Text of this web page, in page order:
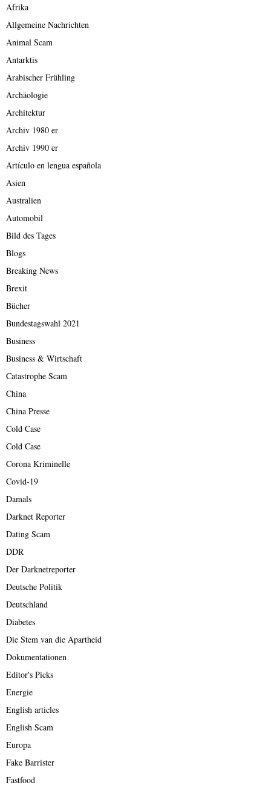
Afrika
Allgemeine Nachrichten
Animal Scam
Antarktis
Arabischer Frühling
Archäologie
Architektur
Archiv 1980 er
Archiv 1990 er
Artículo en lengua española
Asien
Australien
Automobil
Bild des Tages
Blogs
Breaking News
Brexit
Bücher
Bundestagswahl 2021
Business
Business & Wirtschaft
Catastrophe Scam
China
China Presse
Cold Case
Cold Case
Corona Kriminelle
Covid-19
Damals
Darknet Reporter
Dating Scam
DDR
Der Darknetreporter
Deutsche Politik
Deutschland
Diabetes
Die Stem van die Apartheid
Dokumentationen
Editor's Picks
Energie
English articles
English Scam
Europa
Fake Barrister
Fastfood